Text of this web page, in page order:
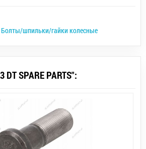
Болты/шпильки/гайки колесные
SPARE PARTS":